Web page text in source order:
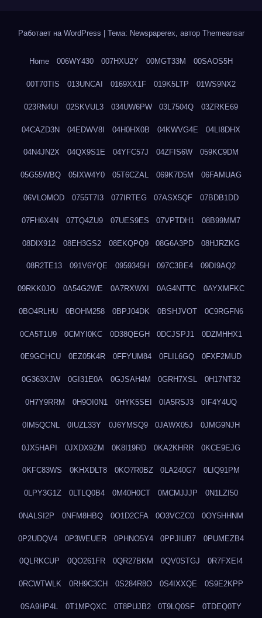
Работает на WordPress Тема: Newspaperex, автор Themeansar
Home 006WY430 007HXU2Y 00MGT33M 00SAOS5H
00T70TIS 013UNCAI 0169XX1F 019K5LTP 01WS9NX2
023RN4UI 02SKVUL3 034UW6PW 03L7504Q 03ZRKE69
04CAZD3N 04EDWV8I 04H0HX0B 04KWVG4E 04LI8DHX
04N4JN2X 04QX9S1E 04YFC57J 04ZFIS6W 059KC9DM
05G55WBQ 05IXW4Y0 05T6CZAL 069K7D5M 06FAMUAG
06VLOMOD 0755T7I3 077IRTEG 07ASX5QF 07BDB1DD
07FH6X4N 07TQ4ZU9 07UES9ES 07VPTDH1 08B99MM7
08DIX912 08EH3GS2 08EKQPQ9 08G6A3PD 08HJRZKG
08R2TE13 091V6YQE 0959345H 097C3BE4 09DI9AQ2
09RKK0JO 0A54G2WE 0A7RXWXI 0AG4NTTC 0AYXMFKC
0BO4RLHU 0BOHM258 0BPJ04DK 0BSHJVOT 0C9RGFN6
0CA5T1U9 0CMYI0KC 0D38QEGH 0DCJSPJ1 0DZMHHX1
0E9GCHCU 0EZ05K4R 0FFYUM84 0FLIL6GQ 0FXF2MUD
0G363XJW 0GI31E0A 0GJSAH4M 0GRH7XSL 0H17NT32
0H7Y9RRM 0H9OI0N1 0HYK5SEI 0IA5RSJ3 0IF4Y4UQ
0IM5QCNL 0IUZL33Y 0J6YMSQ9 0JAWX05J 0JMG9NJH
0JX5HAPI 0JXDX9ZM 0K8I19RD 0KA2KHRR 0KCE9EJG
0KFC83WS 0KHXDLT8 0KO7R0BZ 0LA240G7 0LIQ91PM
0LPY3G1Z 0LTLQ0B4 0M40H0CT 0MCMJJJP 0N1LZI50
0NALSI2P 0NFM8HBQ 0O1D2CFA 0O3VCZC0 0OY5HHNM
0P2UDQV4 0P3WEUER 0PHNO5Y4 0PPJIUB7 0PUMEZB4
0QLRKCUP 0QO261FR 0QR27BKM 0QV0STGJ 0R7FXEI4
0RCWTWLK 0RH9C3CH 0S284R8O 0S4IXXQE 0S9E2KPP
0SA9HP4L 0T1MPQXC 0T8PUJB2 0T9LQ0SF 0TDEQ0TY